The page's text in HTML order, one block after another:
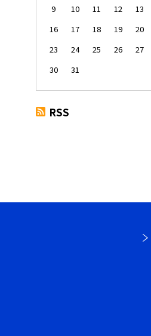
9
10 11 12 13
16
17 18 19 20
23
24 25 26 27
30
31
RSS